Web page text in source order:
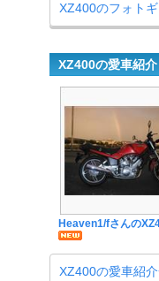
XZ400のフォト
XZ400の愛車紹介
Heaven1/fさんの
XZ400の愛車紹